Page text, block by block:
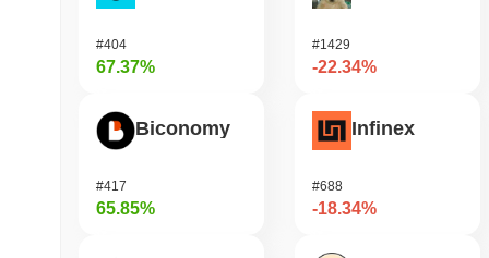
#404
67.37%
Biconomy
#417
65.85%
#1429
-22.34%
Infinex
#688
-18.34%